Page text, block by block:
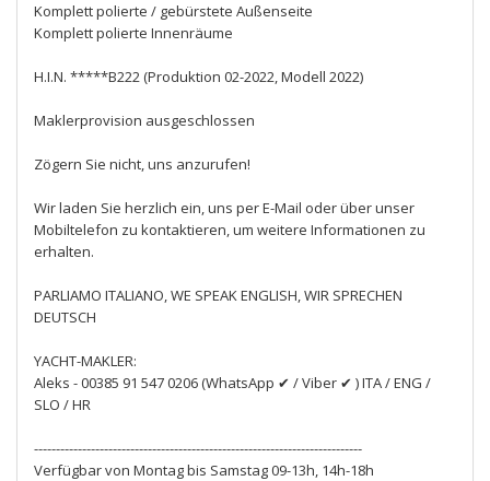
Komplett polierte / gebürstete Außenseite
Komplett polierte Innenräume
H.I.N. *****B222 (Produktion 02-2022, Modell 2022)
Maklerprovision ausgeschlossen
Zögern Sie nicht, uns anzurufen!
Wir laden Sie herzlich ein, uns per E-Mail oder über unser
Mobiltelefon zu kontaktieren, um weitere Informationen zu
erhalten.
PARLIAMO ITALIANO, WE SPEAK ENGLISH, WIR SPRECHEN
DEUTSCH
YACHT-MAKLER:
Aleks - 00385 91 547 0206 (WhatsApp ✔ / Viber ✔ ) ITA / ENG /
SLO / HR
---------------------------------------------------------------------------
Verfügbar von Montag bis Samstag 09-13h, 14h-18h